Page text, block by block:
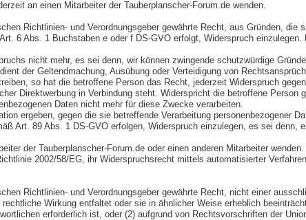
an einen Mitarbeiter der Tauberplanscher-Forum.de wenden.
Richtlinien- und Verordnungsgeber gewährte Recht, aus Gründen, die
6 Abs. 1 Buchstaben e oder f DS-GVO erfolgt, Widerspruch
nicht mehr, es sei denn, wir können zwingende schutzwürdige
der Geltendmachung, Ausübung oder Verteidigung von
so hat die betroffene Person das Recht, jederzeit Widerspruch
Direktwerbung in Verbindung steht. Widerspricht die betroffene Person
Daten nicht mehr für diese Zwecke verarbeiten.
ergeben, gegen die sie betreffende Verarbeitung personenbezogener
Art. 89 Abs. 1 DS-GVO erfolgen, Widerspruch einzulegen, es sei denn,
der Tauberplanscher-Forum.de oder einen anderen Mitarbeiter
2002/58/EG, ihr Widerspruchsrecht mittels automatisierter
Richtlinien- und Verordnungsgeber gewährte Recht, nicht einer
Wirkung entfaltet oder sie in ähnlicher Weise erheblich
erforderlich ist, oder (2) aufgrund von Rechtsvorschriften der